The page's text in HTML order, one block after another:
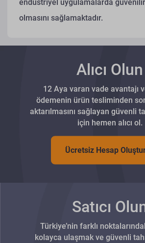
endüstriyel uygulamalarda
olmasını sağlamaktadır.
Alıcı Olun
12 Aya varan vade avantajı
ödemenin ürün tesliminden
aktarılmasını sağlayan güvenli
için hemen alıcı ol.
Ücretsiz Hesap
Satıcı
Türkiye’nin farklı
kolayca ulaşmak ve güvenli